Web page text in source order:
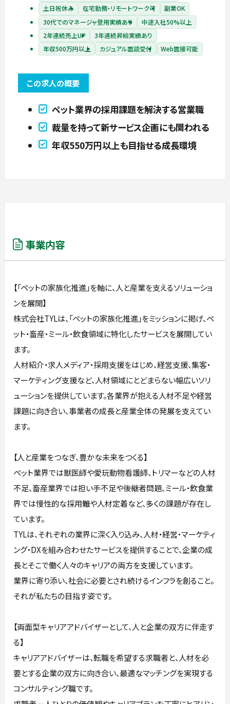
土日祝休み
在宅勤務・リモートワーク可
副業OK
30代でのマネージャ登用実績あり
中途入社50%以上
2年連続売上UP
3年連続昇給実績あり
年収500万円以上
カジュアル面談受付 Web面接可能
この求人の概要
ペット業界の採用課題を解決する営業職
裁量を持って新サービス企画にも関われる
年収550万円以上も目指せる成長環境
事業内容
【「ペットの家族化推進」を軸に、人と産業を支えるソリューショ
ンを展開】
株式会社TYLは、「ペットの家族化推進」をミッションに掲げ、ペ
ット・畜産・ミール・飲食領域に特化したサービスを展開してい
ます。
人材紹介・求人メディア・採用支援をはじめ、経営支援、集客・
マーケティング支援など、人材領域にとどまらない幅広いソリ
ューションを提供しています。各業界が抱える人材不足や経営
課題に向き合い、事業者の成長と産業全体の発展を支えてい
ます。
【人と産業をつなぎ、豊かな未来をつくる】
ペット業界では獣医師や愛玩動物看護師、トリマーなどの人材
不足、畜産業界では担い手不足や後継者問題、ミール・飲食業
界では慢性的な採用難や人材定着など、多くの課題が存在し
ています。
TYLは、それぞれの業界に深く入り込み、人材・経営・マーケティ
ング・DXを組み合わせたサービスを提供することで、企業の成
長とそこで働く人々のキャリアの両方を支援しています。
業界に寄り添い、社会に必要とされ続けるインフラを創ること。
それが私たちの目指す姿です。
【両面型キャリアアドバイザーとして、人と企業の双方に伴走す
る】
キャリアアドバイザーは、転職を希望する求職者と、人材を必
要とする企業の双方に向き合い、最適なマッチングを実現する
コンサルティング職です。